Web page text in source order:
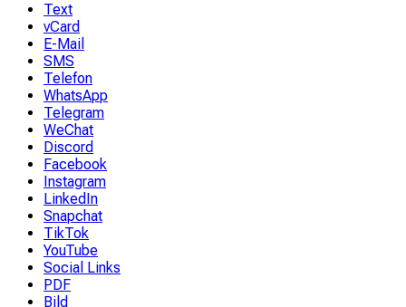
Text
vCard
E-Mail
SMS
Telefon
WhatsApp
Telegram
WeChat
Discord
Facebook
Instagram
LinkedIn
Snapchat
TikTok
YouTube
Social Links
PDF
Bild